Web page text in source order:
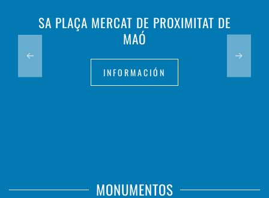
SA PLAÇA MERCAT DE PROXIMITAT DE
MAÓ
INFORMACIÓN
MONUMENTOS